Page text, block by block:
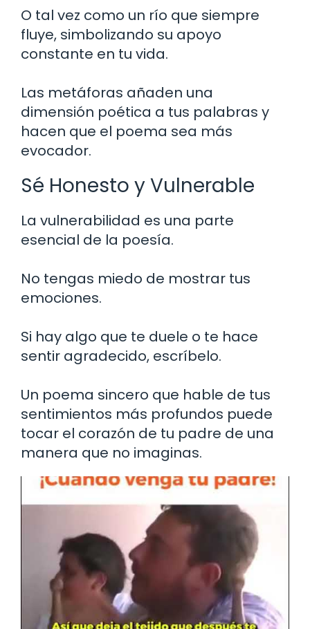
O tal vez como un río que siempre
fluye, simbolizando su apoyo
constante en tu vida.
Las metáforas añaden una
dimensión poética a tus palabras y
hacen que el poema sea más
evocador.
Sé Honesto y Vulnerable
La vulnerabilidad es una parte
esencial de la poesía.
No tengas miedo de mostrar tus
emociones.
Si hay algo que te duele o te hace
sentir agradecido, escríbelo.
Un poema sincero que hable de tus
sentimientos más profundos puede
tocar el corazón de tu padre de una
manera que no imaginas.